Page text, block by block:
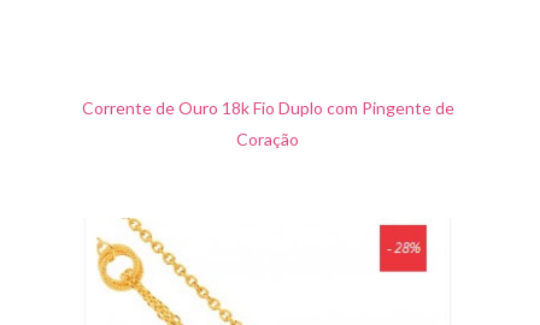
Corrente de Ouro 18k Fio Duplo com Pingente de
Coração